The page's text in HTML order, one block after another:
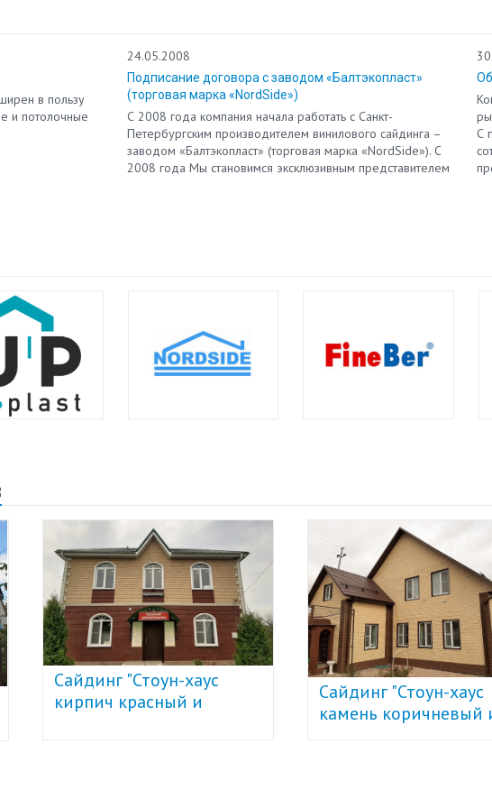
в пользу
и потолочные
24.05.2008
Подписание договора с заводом «Балтэкопласт»
(торговая марка «NordSide»)
С 2008 года компания начала работать с Санкт-
Петербургским производителем винилового сайдинга –
заводом «Балтэкопласт» (торговая марка «NordSide»). С
2008 года Мы становимся эксклюзивным представителем
С
Сайдинг "Стоун-хаус
кирпич красный и
Сайдинг "Стоун-хаус
камень коричневый